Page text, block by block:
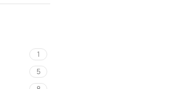
1
5